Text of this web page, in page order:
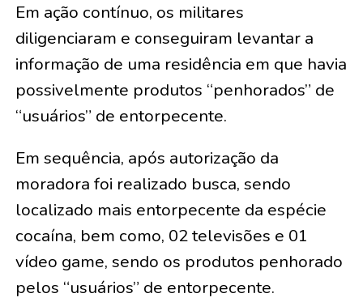
Em ação contínuo, os militares
diligenciaram e conseguiram levantar a
informação de uma residência em que havia
possivelmente produtos “penhorados” de
“usuários” de entorpecente.
Em sequência, após autorização da
moradora foi realizado busca, sendo
localizado mais entorpecente da espécie
cocaína, bem como, 02 televisões e 01
vídeo game, sendo os produtos penhorado
pelos “usuários” de entorpecente.